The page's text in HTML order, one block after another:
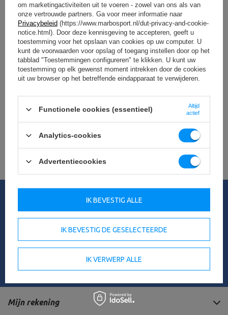
Het product dat u zoekt is
niet gevonden.
Probeer preciezere parameters op te geven. Gebruikgeavanceerde
zoekmachine .
aanbod hebben?
Als u een product niet in ons aanbod hebt gevonden en het in onze
winkel wilt kopen, kunt u het speciale formulier gebruiken en ons een
beschrijving sturen van het artikel dat u zoekt. Om dit te kunnen doen,
Orderstatus
Het volgen van de zending
Ik wil een klacht indienen over het product
Mijn rekening
om marketingactiviteiten uit te voeren - zowel van ons als van
onze vertrouwde partners. Ga voor meer informatie naar
Privacybeleid (https://www.marbosport.nl/dut-privacy-and-cookie-
notice.html). Door deze kennisgeving te accepteren, geeft u
toestemming voor het opslaan van cookies op uw computer. U
kunt de voorwaarden voor opslag of toegang instellen door op het
tabblad "Toestemmingen configureren" te klikken. U kunt uw
toestemming op elk gewenst moment intrekken door de cookies
uit uw browser op het betreffende eindapparaat te verwijderen.
Functionele cookies (essentieel)
Altijd
actief
Analytics-cookies
Advertentiecookies
IK BEVESTIG DE GESELECTEERDE
IK VERWERP ALLE
IK BEVESTIG ALLE